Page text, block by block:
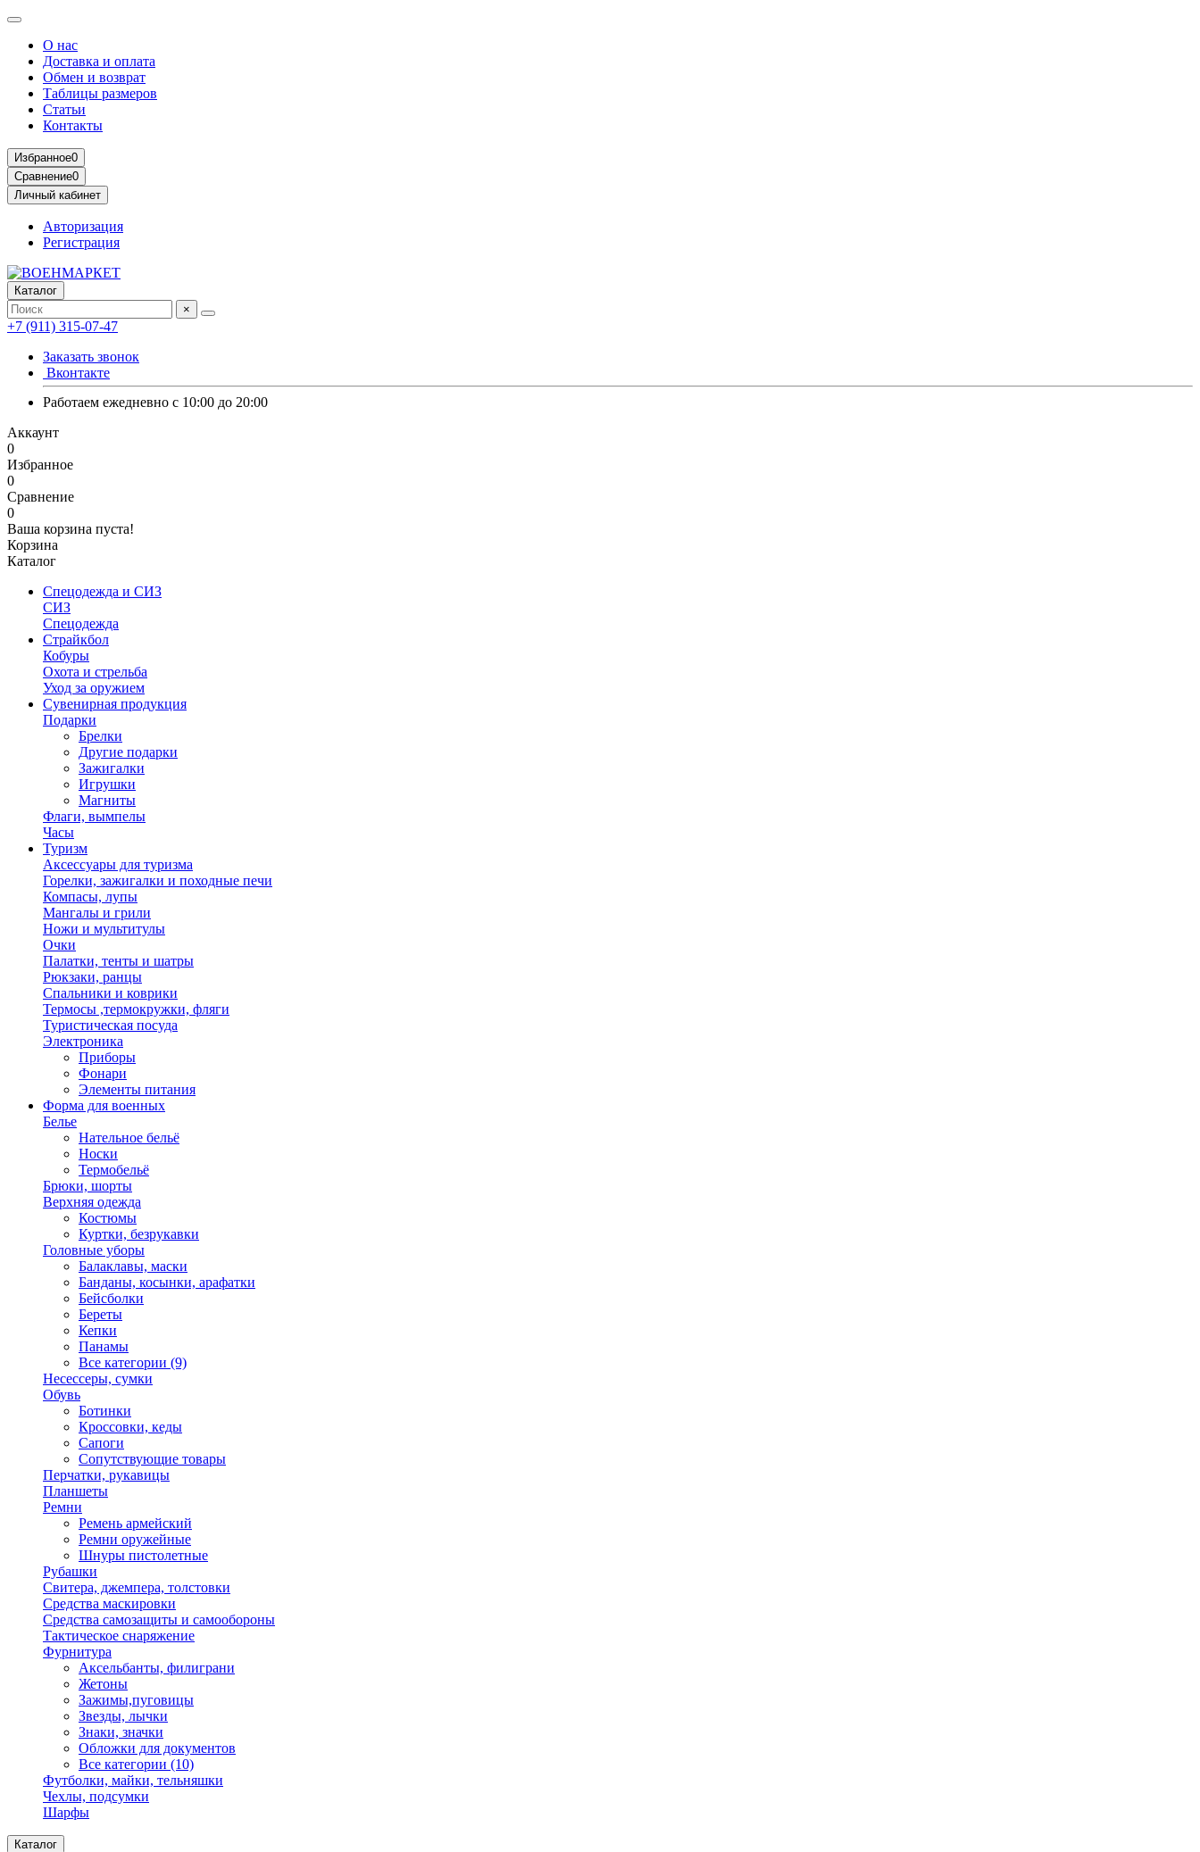
О нас
Доставка и оплата
Обмен и возврат
Таблицы размеров
Статьи
Контакты
Избранное0
Сравнение0
Личный кабинет
Авторизация
Регистрация
Каталог
×
+7 (911) 315-07-47
Заказать звонок
Вконтакте
Работаем ежедневно с 10:00 до 20:00
Аккаунт
0
Избранное
0
Сравнение
0
Ваша корзина пуста!
Корзина
Каталог
Спецодежда и СИЗ
СИЗ
Спецодежда
Страйкбол
Кобуры
Охота и стрельба
Уход за оружием
Сувенирная продукция
Подарки
Брелки
Другие подарки
Зажигалки
Игрушки
Магниты
Флаги, вымпелы
Часы
Туризм
Аксессуары для туризма
Горелки, зажигалки и походные печи
Компасы, лупы
Мангалы и грили
Ножи и мультитулы
Очки
Палатки, тенты и шатры
Рюкзаки, ранцы
Спальники и коврики
Термосы ,термокружки, фляги
Туристическая посуда
Электроника
Приборы
Фонари
Элементы питания
Форма для военных
Белье
Нательное бельё
Носки
Термобельё
Брюки, шорты
Верхняя одежда
Костюмы
Куртки, безрукавки
Головные уборы
Балаклавы, маски
Банданы, косынки, арафатки
Бейсболки
Береты
Кепки
Панамы
Все категории (9)
Несессеры, сумки
Обувь
Ботинки
Кроссовки, кеды
Сапоги
Сопутствующие товары
Перчатки, рукавицы
Планшеты
Ремни
Ремень армейский
Ремни оружейные
Шнуры пистолетные
Рубашки
Свитера, джемпера, толстовки
Средства маскировки
Средства самозащиты и самообороны
Тактическое снаряжение
Фурнитура
Аксельбанты, филиграни
Жетоны
Зажимы,пуговицы
Звезды, лычки
Знаки, значки
Обложки для документов
Все категории (10)
Футболки, майки, тельняшки
Чехлы, подсумки
Шарфы
Каталог